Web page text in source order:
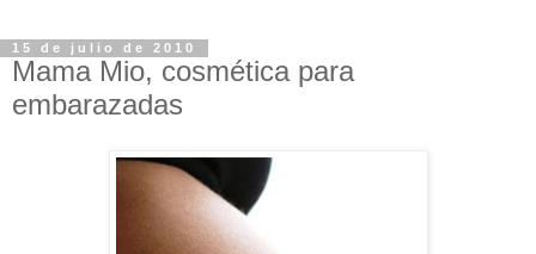
15 de julio de 2010
Mama Mio, cosmética para
embarazadas